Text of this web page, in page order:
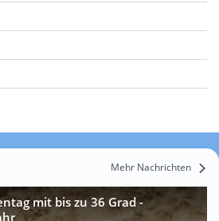
Mehr Nachrichten
mit bis zu 36 Grad -